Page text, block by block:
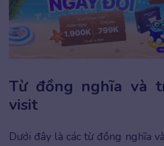
Từ đồng nghĩa và
visit
Dưới đây là các từ đồng nghĩa